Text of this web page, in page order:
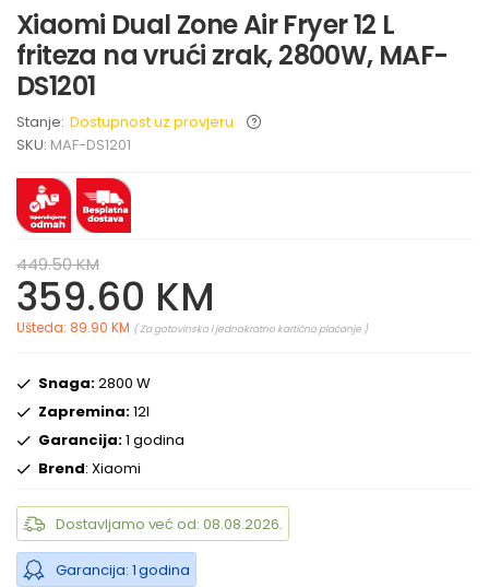
Xiaomi Dual Zone Air Fryer 12 L
friteza na vrući zrak, 2800W, MAF-
DS1201
Stanje: Dostupnost uz provjeru
SKU: MAF-DS1201
449.50 KM
359.60 KM
Ušteda: 89.90 KM ( Za gotovinsko i jednokratno kartično plaćanje )
Snaga:2800 W
Zapremina:12l
Garancija:1 godina
Brend: Xiaomi
Dostavljamo već od: 08.08.2026.
Garancija: 1 godina